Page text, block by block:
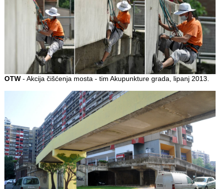
OTW- Akcija čišćenja mosta - tim Akupunkture grada, lipanj 2013.